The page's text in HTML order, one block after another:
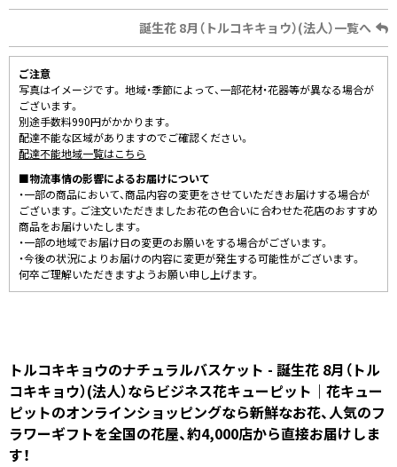
誕生花 8月（トルコキキョウ）(法人）一覧へ
ご注意
写真はイメージです。 地域・季節によって、一部花材・花器等が異なる場合が
ございます。
別途手数料990円がかかります。
配達不能な区域がありますのでご確認ください。
配達不能地域一覧はこちら
■物流事情の影響によるお届けについて
・一部の商品において、商品内容の変更をさせていただきお届けする場合が
ございます。ご注文いただきましたお花の色合いに合わせた花店のおすすめ
商品をお届けいたします。
・一部の地域でお届け日の変更のお願いをする場合がございます。
・今後の状況によりお届けの内容に変更が発生する可能性がございます。
何卒ご理解いただきますようお願い申し上げます。
トルコキキョウのナチュラルバスケット - 誕生花 8月（トル
コキキョウ）(法人）ならビジネス花キューピット｜花キュー
ピットのオンラインショッピングなら新鮮なお花、人気のフ
ラワーギフトを全国の花屋、約4,000店から直接お届けしま
す！